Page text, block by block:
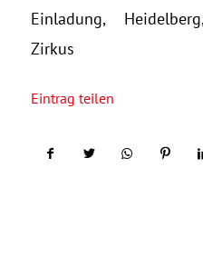
Einladung, Heidelberg
Zirkus
Eintrag teilen